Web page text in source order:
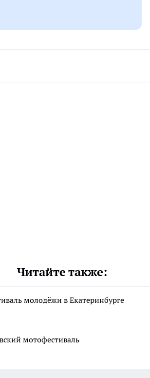
Читайте также:
молодёжи в Екатеринбурге
мотофестиваль